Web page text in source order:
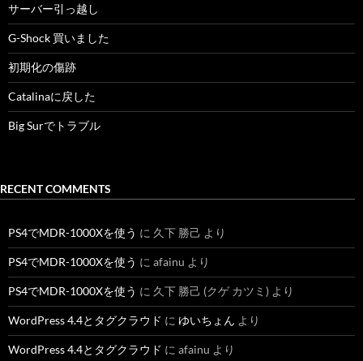
サーバー引っ越し
G-Shock 買いました
初期化の傷跡
Catalinaに戻した
Big Surでトラブル
RECENT COMMENTS
PS4でMDR-1000Xを使う に 久下 勝己 より
PS4でMDR-1000Xを使う に afainu より
PS4でMDR-1000Xを使う に 久下 勝己 (クゲ カツミ) より
WordPress 4.4とタグクラウド に ゆいちょん より
WordPress 4.4とタグクラウド に afainu より